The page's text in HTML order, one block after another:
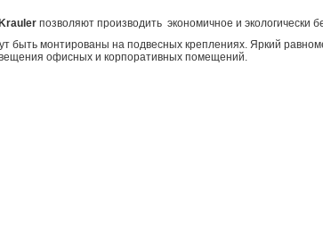
позволяют производить экономичное и экологически
быть монтированы на подвесных креплениях. Яркий
офисных и корпоративных помещений.